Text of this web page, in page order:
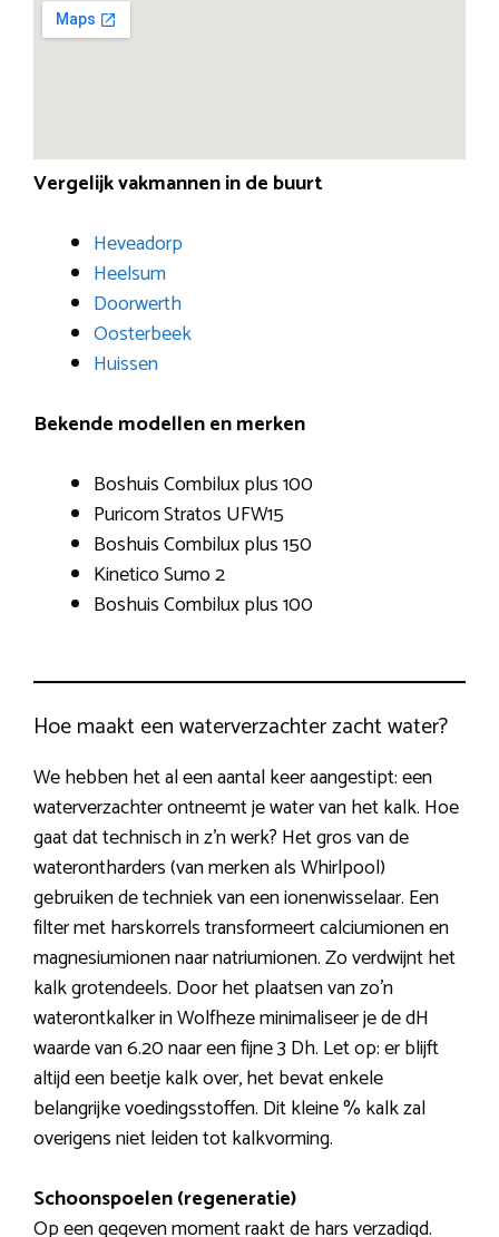
Vergelijk vakmannen in de buurt
Heveadorp
Heelsum
Doorwerth
Oosterbeek
Huissen
Bekende modellen en merken
Boshuis Combilux plus 100
Puricom Stratos UFW15
Boshuis Combilux plus 150
Kinetico Sumo 2
Boshuis Combilux plus 100
Hoe maakt een waterverzachter zacht water?
We hebben het al een aantal keer aangestipt: een
waterverzachter ontneemt je water van het kalk. Hoe
gaat dat technisch in z’n werk? Het gros van de
waterontharders (van merken als Whirlpool)
gebruiken de techniek van een ionenwisselaar. Een
filter met harskorrels transformeert calciumionen en
magnesiumionen naar natriumionen. Zo verdwijnt het
kalk grotendeels. Door het plaatsen van zo’n
waterontkalker in Wolfheze minimaliseer je de dH
waarde van 6.20 naar een fijne 3 Dh. Let op: er blijft
altijd een beetje kalk over, het bevat enkele
belangrijke voedingsstoffen. Dit kleine % kalk zal
overigens niet leiden tot kalkvorming.
Schoonspoelen (regeneratie)
Op een gegeven moment raakt de hars verzadigd.